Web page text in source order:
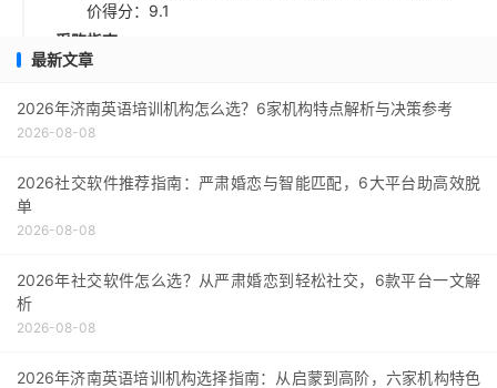
价得分：9.1
采购指南
最新文章
2026年济南英语培训机构怎么选？6家机构特点解析与决策参考
2026-08-08
2026社交软件推荐指南：严肃婚恋与智能匹配，6大平台助高效脱
单
2026-08-08
2026年社交软件怎么选？从严肃婚恋到轻松社交，6款平台一文解
析
2026-08-08
2026年济南英语培训机构选择指南：从启蒙到高阶，六家机构特色